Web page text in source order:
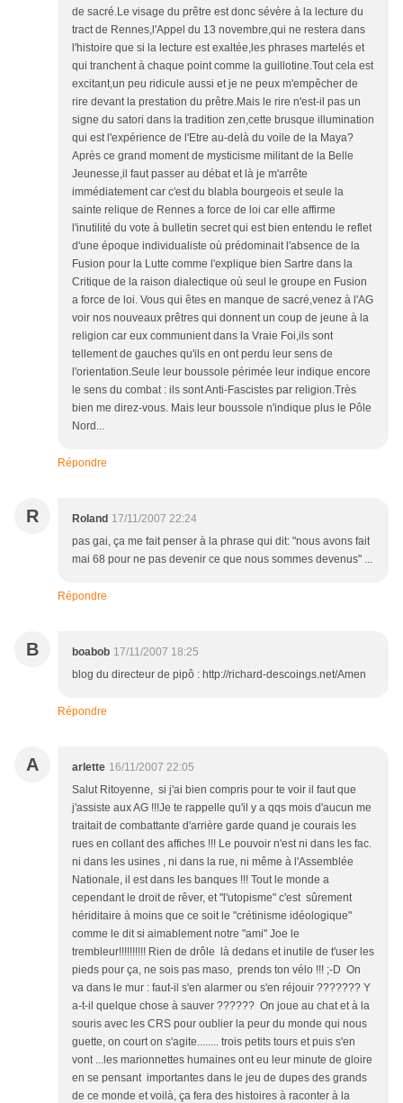
de sacré.Le visage du prêtre est donc sévère à la lecture du
tract de Rennes,l'Appel du 13 novembre,qui ne restera dans
l'histoire que si la lecture est exaltée,les phrases martelés et
qui tranchent à chaque point comme la guillotine.Tout cela est
excitant,un peu ridicule aussi et je ne peux m'empêcher de
rire devant la prestation du prêtre.Mais le rire n'est-il pas un
signe du satori dans la tradition zen,cette brusque illumination
qui est l'expérience de l'Etre au-delà du voile de la Maya?
Après ce grand moment de mysticisme militant de la Belle
Jeunesse,il faut passer au débat et là je m'arrête
immédiatement car c'est du blabla bourgeois et seule la
sainte relique de Rennes a force de loi car elle affirme
l'inutilité du vote à bulletin secret qui est bien entendu le reflet
d'une époque individualiste où prédominait l'absence de la
Fusion pour la Lutte comme l'explique bien Sartre dans la
Critique de la raison dialectique où seul le groupe en Fusion
a force de loi. Vous qui êtes en manque de sacré,venez à l'AG
voir nos nouveaux prêtres qui donnent un coup de jeune à la
religion car eux communient dans la Vraie Foi,ils sont
tellement de gauches qu'ils en ont perdu leur sens de
l'orientation.Seule leur boussole périmée leur indique encore
le sens du combat : ils sont Anti-Fascistes par religion.Très
bien me direz-vous. Mais leur boussole n'indique plus le Pôle
Nord...
Répondre
R Roland 17/11/2007 22:24
pas gai, ça me fait penser à la phrase qui dit: "nous avons fait
mai 68 pour ne pas devenir ce que nous sommes devenus" ...
Répondre
B boabob 17/11/2007 18:25
blog du directeur de pipô : http://richard-descoings.net/Amen
Répondre
A arlette 16/11/2007 22:05
Salut Ritoyenne, si j'ai bien compris pour te voir il faut que
j'assiste aux AG !!!Je te rappelle qu'il y a qqs mois d'aucun me
traitait de combattante d'arrière garde quand je courais les
rues en collant des affiches !!! Le pouvoir n'est ni dans les fac.
ni dans les usines , ni dans la rue, ni même à l'Assemblée
Nationale, il est dans les banques !!! Tout le monde a
cependant le droit de rêver, et "l'utopisme" c'est sûrement
hériditaire à moins que ce soit le "crétinisme idéologique"
comme le dit si aimablement notre "ami" Joe le
trembleur!!!!!!!!!! Rien de drôle là dedans et inutile de t'user les
pieds pour ça, ne sois pas maso, prends ton vélo !!! ;-D On
va dans le mur : faut-il s'en alarmer ou s'en réjouir ??????? Y
a-t-il quelque chose à sauver ?????? On joue au chat et à la
souris avec les CRS pour oublier la peur du monde qui nous
guette, on court on s'agite........ trois petits tours et puis s'en
vont ...les marionnettes humaines ont eu leur minute de gloire
en se pensant importantes dans le jeu de dupes des grands
de ce monde et voilà, ça fera des histoires à raconter à la